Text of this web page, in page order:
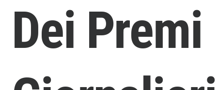
Dei Premi